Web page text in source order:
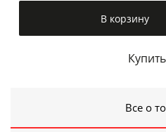
В корзину
Все о